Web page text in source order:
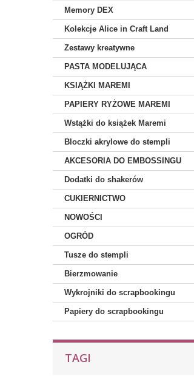
Memory DEX
Kolekcje Alice in Craft Land
Zestawy kreatywne
PASTA MODELUJĄCA
KSIĄŻKI MAREMI
PAPIERY RYŻOWE MAREMI
Wstążki do książek Maremi
Bloczki akrylowe do stempli
AKCESORIA DO EMBOSSINGU
Dodatki do shakerów
CUKIERNICTWO
NOWOŚCI
OGRÓD
Tusze do stempli
Bierzmowanie
Wykrojniki do scrapbookingu
Papiery do scrapbookingu
TAGI